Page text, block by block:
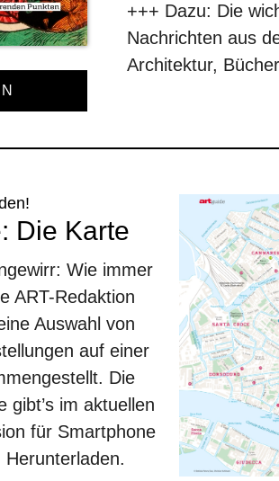
+++ Dazu: Die
Nachrichten aus
Architektur,
Die Karte
Wie immer
ART-Redaktion
Auswahl von
auf einer
Die
gibt’s im aktuellen
für Smartphone
Herunterladen.